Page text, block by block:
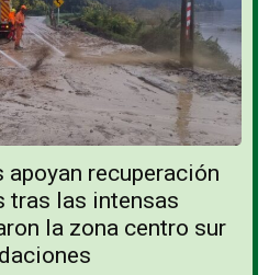
recuperación
tras las intensas
la zona centro sur